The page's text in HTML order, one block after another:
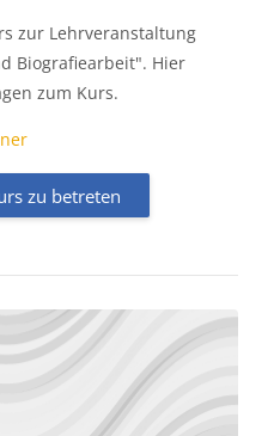
zur Lehrveranstaltung
Biografiearbeit". Hier
zum Kurs.
zu betreten